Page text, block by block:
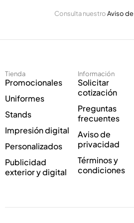
t
n
i
o
C
r
r
o
c
n
i
c
o
*
Consulta nuestroAviso
Tienda
Promocionales
Uniformes
Stands
Impresión digital
Personalizados
Publicidad
exterior y digital
Información
Solicitar
cotización
Preguntas
frecuentes
Aviso de
privacidad
Términos y
condiciones